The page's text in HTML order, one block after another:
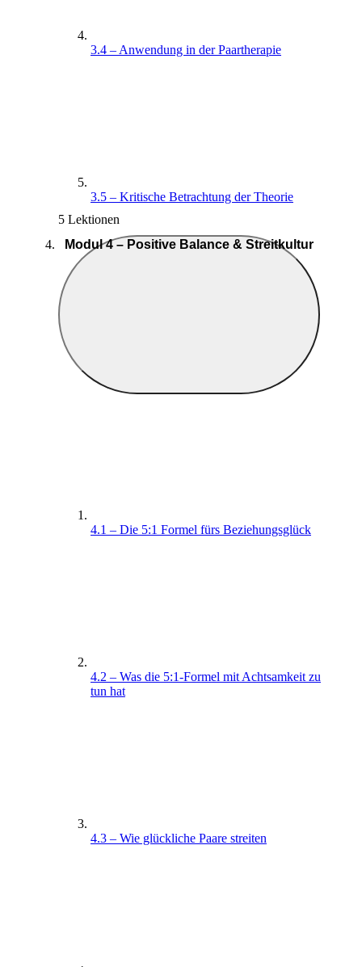
3.4 – Anwendung in der Paartherapie
3.5 – Kritische Betrachtung der Theorie
5 Lektionen
Modul 4 – Positive Balance & Streitkultur
4.1 – Die 5:1 Formel fürs Beziehungsglück
4.2 – Was die 5:1-Formel mit Achtsamkeit zu
tun hat
4.3 – Wie glückliche Paare streiten